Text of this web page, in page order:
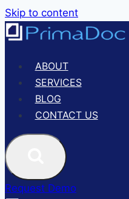
Skip to content
ABOUT
SERVICES
BLOG
CONTACT US
Request Demo